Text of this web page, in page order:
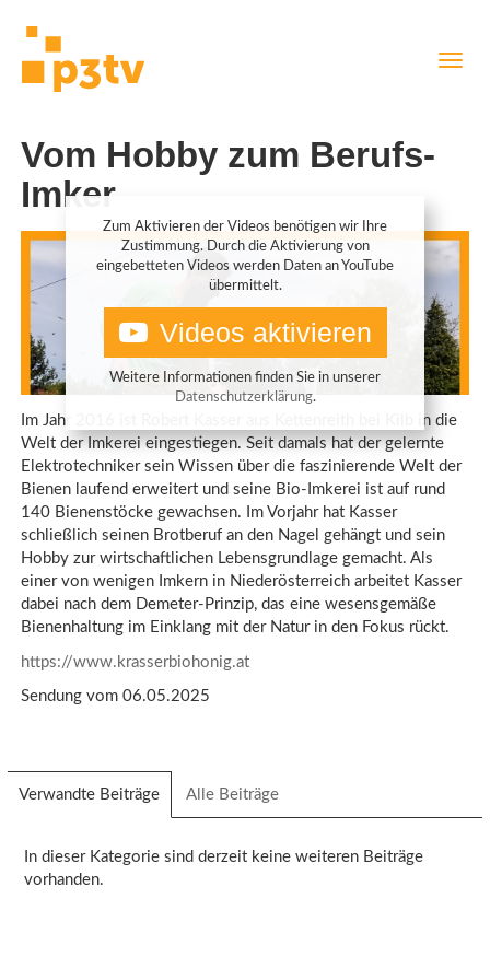
Vom Hobby zum Berufs-
Imker
Zum Aktivieren der Videos benötigen wir Ihre
Zustimmung. Durch die Aktivierung von
eingebetteten Videos werden Daten an YouTube
übermittelt.
Videos aktivieren
Weitere Informationen finden Sie in unserer
Datenschutzerklärung.
Im Jahr 2016 ist Robert Kasser aus Kettenreith bei Kilb in die
Welt der Imkerei eingestiegen. Seit damals hat der gelernte
Elektrotechniker sein Wissen über die faszinierende Welt der
Bienen laufend erweitert und seine Bio-Imkerei ist auf rund
140 Bienenstöcke gewachsen. Im Vorjahr hat Kasser
schließlich seinen Brotberuf an den Nagel gehängt und sein
Hobby zur wirtschaftlichen Lebensgrundlage gemacht. Als
einer von wenigen Imkern in Niederösterreich arbeitet Kasser
dabei nach dem Demeter-Prinzip, das eine wesensgemäße
Bienenhaltung im Einklang mit der Natur in den Fokus rückt.
https://www.krasserbiohonig.at
Sendung vom 06.05.2025
Verwandte Beiträge (aktiver
Reiter)
Alle Beiträge
In dieser Kategorie sind derzeit keine weiteren Beiträge
vorhanden.